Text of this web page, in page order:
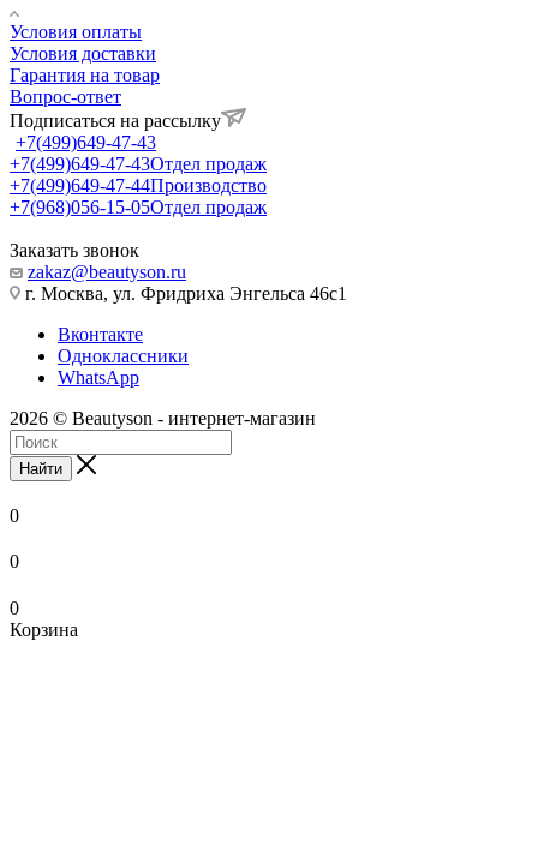
Условия оплаты
Условия доставки
Гарантия на товар
Вопрос-ответ
Подписаться на рассылку
+7(499)649-47-43
+7(499)649-47-43Отдел продаж
+7(499)649-47-44Производство
+7(968)056-15-05Отдел продаж
Заказать звонок
zakaz@beautyson.ru
г. Москва, ул. Фридриха Энгельса 46с1
Вконтакте
Одноклассники
WhatsApp
2026 © Beautyson - интернет-магазин
Найти
0
0
0
Корзина